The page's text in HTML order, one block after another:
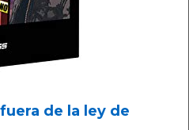
de la ley de